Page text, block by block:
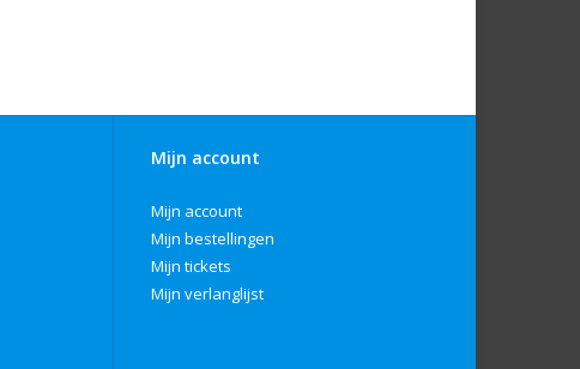
Mijn account
Mijn account
Mijn bestellingen
Mijn tickets
Mijn verlanglijst